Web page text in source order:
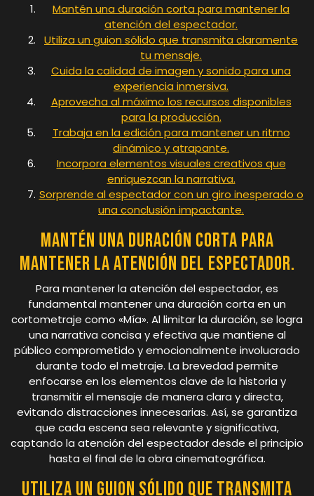
Mantén una duración corta para mantener la
atención del espectador.
Utiliza un guion sólido que transmita claramente
tu mensaje.
Cuida la calidad de imagen y sonido para una
experiencia inmersiva.
Aprovecha al máximo los recursos disponibles
para la producción.
Trabaja en la edición para mantener un ritmo
dinámico y atrapante.
Incorpora elementos visuales creativos que
enriquezcan la narrativa.
Sorprende al espectador con un giro inesperado o
una conclusión impactante.
Mantén una duración corta para
mantener la atención del espectador.
Para mantener la atención del espectador, es
fundamental mantener una duración corta en un
cortometraje como «Mía». Al limitar la duración, se logra
una narrativa concisa y efectiva que mantiene al
público comprometido y emocionalmente involucrado
durante todo el metraje. La brevedad permite
enfocarse en los elementos clave de la historia y
transmitir el mensaje de manera clara y directa,
evitando distracciones innecesarias. Así, se garantiza
que cada escena sea relevante y significativa,
captando la atención del espectador desde el principio
hasta el final de la obra cinematográfica.
Utiliza un guion sólido que transmita